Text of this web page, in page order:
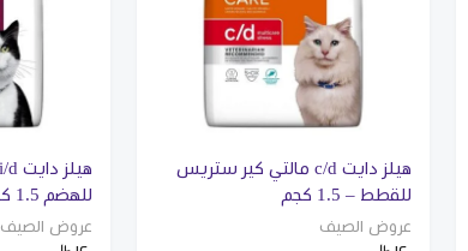
هيلز دايت c/d مالتي كير ستريس
للقطط – 1.5 كجم
عروض الصيف
للهضم 1.5 كجم
عروض الصيف